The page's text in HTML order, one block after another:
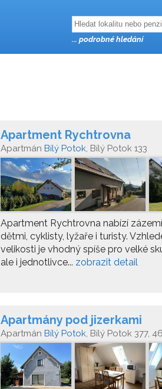
Apartment Rychtrovna
Apartmán Bílý Potok, Bílý Potok 133
Apartment Rychtrovna nabízí
dětmi, cyklisty, lyžaře i turisty.
velikosti je vhodný spíše pro velké
ale i jednotlivce... zobrazit detail
Apartmány pod jizerkami
Apartmán Bílý Potok, Bílý Potok 377,
... podrobné hledání